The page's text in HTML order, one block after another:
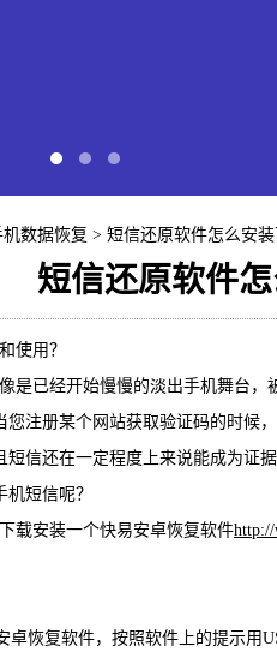
快
数据恢复 > 短信还原软件怎么安
短信还原软件
使用？
已经开始慢慢的淡出手机舞台，
注册某个网站获取验证码的时候
信还在一定程度上来说能成为证
短信呢？
载安装一个快易安卓恢复软件
恢复软件，按照软件上的提示用